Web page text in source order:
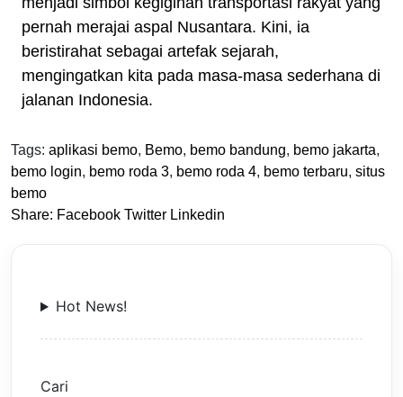
pernah merajai aspal Nusantara. Kini, ia
beristirahat sebagai artefak sejarah,
mengingatkan kita pada masa-masa sederhana di
jalanan Indonesia.
Tags: aplikasi bemo, Bemo, bemo bandung, bemo jakarta,
bemo login, bemo roda 3, bemo roda 4, bemo terbaru, situs
bemo
Share: Facebook Twitter Linkedin
Hot News!
Cari